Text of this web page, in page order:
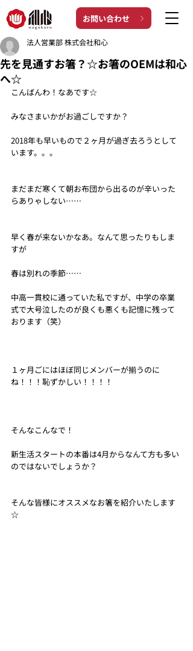
お問い合わせ
先を見通すお箸？☆お箸のOEMは和心
へ☆
法人営業部 株式会社和心
こんばんわ！なあです☆
みなさまいかがお過ごしですか？
2018年も早いもので２ヶ月が過ぎ去ろうとして
います。。。
まだまだ寒くて朝お布団から出るのが辛いった
らありゃしない……
早く春が来ないかなあ。なんて思ったりもしま
すが
春は別れの季節……
中高一貫校に通っていた私ですが、中学の卒業
式で大号泣したのが良くも悪くも記憶に残って
おります（笑）
１ヶ月ごにはほぼ同じメンバーが揃うのに
ね！！！恥ずかしい！！！！
そんなこんなで！
新生活スタートの本番は4月からなんて方も多い
のではないでしょうか？
そんな皆様にオススメなお箸を紹介いたします
☆